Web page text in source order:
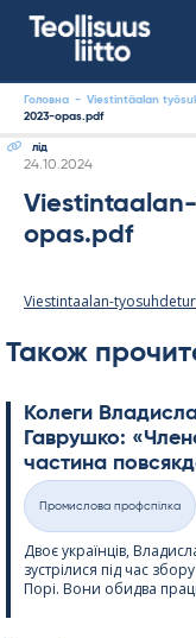
Головна - Viestintäalan
2023-opas.pdf
лід
Kirjoitettu
24.10.2024
opas.pdf
Viestintaalan-
Також
Колеги
Гаврушко:
частина
Категорії
Промислова профспілка
Двоє українців,
зустрілися під час
Порі. Вони обидва